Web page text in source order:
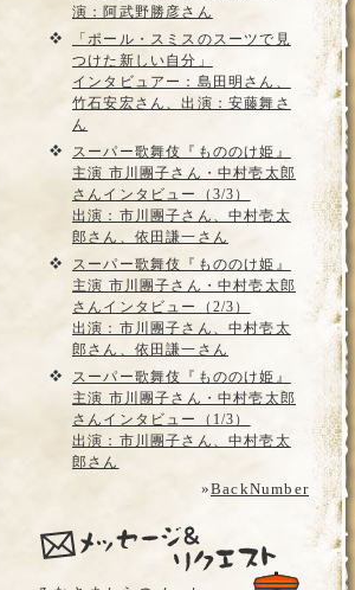
演：阿武野勝彦さん
「ポール・スミスのスーツで見
つけた新しい自分」
インタビュアー：島田明さん、
竹石安宏さん、出演：安藤舞さ
ん
スーパー歌舞伎『もののけ姫』
主演 市川團子さん・中村壱太郎
さんインタビュー（3/3）
出演：市川團子さん、中村壱太
郎さん、依田謙一さん
スーパー歌舞伎『もののけ姫』
主演 市川團子さん・中村壱太郎
さんインタビュー（2/3）
出演：市川團子さん、中村壱太
郎さん、依田謙一さん
スーパー歌舞伎『もののけ姫』
主演 市川團子さん・中村壱太郎
さんインタビュー（1/3）
出演：市川團子さん、中村壱太
郎さん
»BackNumber